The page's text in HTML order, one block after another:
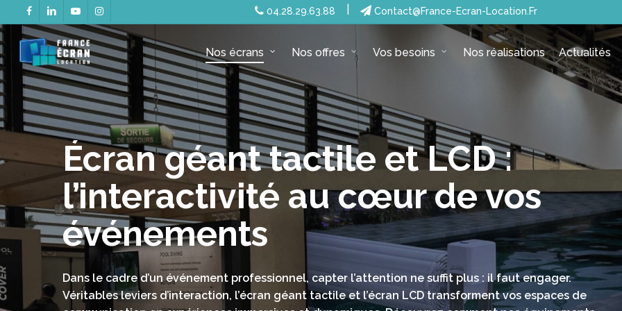
to
main
content
facebooklinkedinyoutubeinstagram 04.28.29.63.88 Contact@france-Ecran-Location.fr
Nos écrans Nos offres Vos besoins Nos réalisations Actualités
Écran géant tactile et LCD :
l’interactivité au cœur de vos
événements
Dans le cadre d’un événement professionnel, capter l’attention ne suffit plus : il faut engager.
Véritables leviers d’interaction, l’écran géant tactile et l’écran LCD transforment vos espaces de